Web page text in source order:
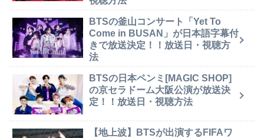
BTSの釜山コンサート「Yet To
Come in BUSAN」が日本語字幕付
きで放送決定！！放送日・視聴方
法
BTSの日本ペンミ[MAGIC SHOP]
の京セラドーム大阪公演が放送決
定！！放送日・視聴方法
【地上波】BTSが出演するFIFAワ